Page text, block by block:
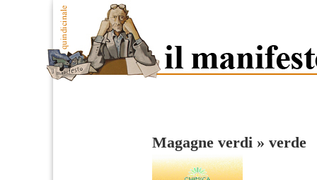
Magagne verdi » verde